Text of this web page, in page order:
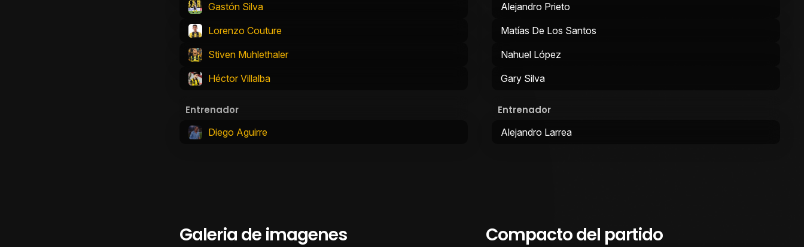
Gastón Silva
Lorenzo Couture
Stiven Muhlethaler
Héctor Villalba
Entrenador
Diego Aguirre
Alejandro Prieto
Matías De Los Santos
Nahuel López
Gary Silva
Entrenador
Alejandro Larrea
Galeria de imagenes Compacto del partido